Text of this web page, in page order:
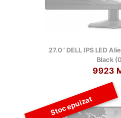
27.0” DELL IPS LED
Black
9923
Stoc epuizat